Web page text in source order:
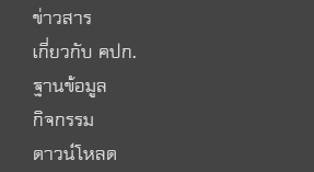
ข่าวสาร
เกี่ยวกับ คปก.
ฐานข้อมูล
กิจกรรม
ดาวน์โหลด